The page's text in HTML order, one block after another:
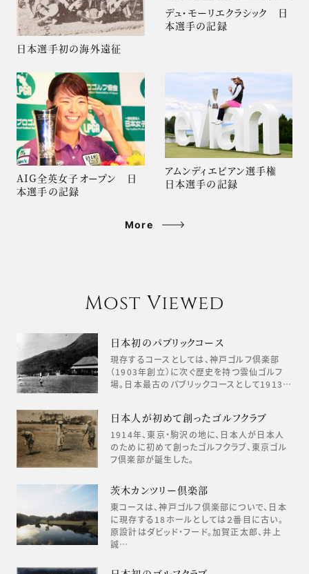
日本選手初の海外遠征
デュ・モーリエクラシック 日
本選手の記録
AIG全英女子オープン 日
本選手の記録
アムンディエビアン選手権
日本選手の記録
More
Most Viewed
日本初のパブリックコース
現存するコースとしては、神戸ゴルフ倶楽部
（1903年創立）に次ぐ歴史を持つ雲仙ゴルフ
場。日本最古のパブリックコースとして1913…
日本人が初めて創ったゴルフクラブ
1914年、東京・駒沢の地に、日本人が日本人
のために初めて創ったゴルフクラブ、東京ゴル
フ倶楽部が誕生した。
茨木カンツリー倶楽部
東コースは、神戸ゴルフ倶楽部についで、日本
に現存する18ホールとしては２番目に古い。
原設計はダビッド・フード。加賀正太郎、井上
誠…